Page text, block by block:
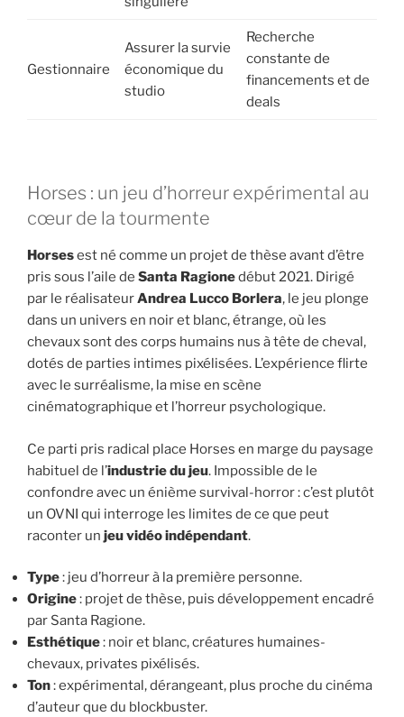
Gestionnaire
Assurer la survie
économique du
studio
Recherche
constante de
financements et de
deals
Horses : un jeu d’horreur expérimental au
cœur de la tourmente
Horsesest né comme un projet de thèse avant d’être
pris sous l’aile de Santa Ragionedébut 2021. Dirigé
par le réalisateurAndrea Lucco Borlera, le jeu plonge
dans un univers en noir et blanc, étrange, où les
chevaux sont des corps humains nus à tête de cheval,
dotés de parties intimes pixélisées. L’expérience flirte
avec le surréalisme, la mise en scène
cinématographique et l’horreur psychologique.
Ce parti pris radical place Horses en marge du paysage
habituel de l’industrie du jeu. Impossible de le
confondre avec un énième survival-horror : c’est plutôt
un OVNI qui interroge les limites de ce que peut
raconter un jeu vidéo indépendant.
Type: jeu d’horreur à la première personne.
Origine: projet de thèse, puis développement encadré
par Santa Ragione.
Esthétique: noir et blanc, créatures humaines-
chevaux, privates pixélisés.
Ton: expérimental, dérangeant, plus proche du cinéma
d’auteur que du blockbuster.